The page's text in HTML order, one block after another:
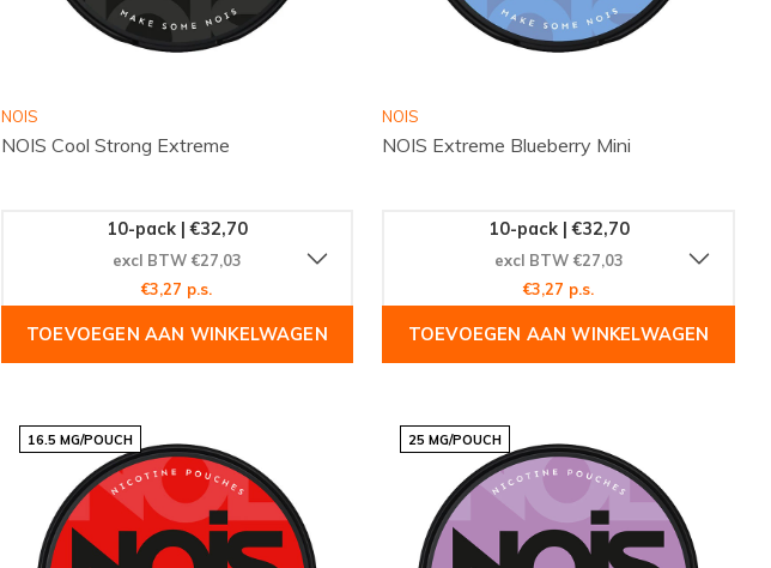
NOIS
NOIS Cool Strong Extreme
10-pack | €32,70
excl BTW €27,03
€3,27 p.s.
TOEVOEGEN AAN WINKELWAGEN
NOIS
NOIS Extreme Blueberry Mini
10-pack | €32,70
excl BTW €27,03
€3,27 p.s.
TOEVOEGEN AAN WINKELWAGEN
16.5 MG/POUCH 25 MG/POUCH